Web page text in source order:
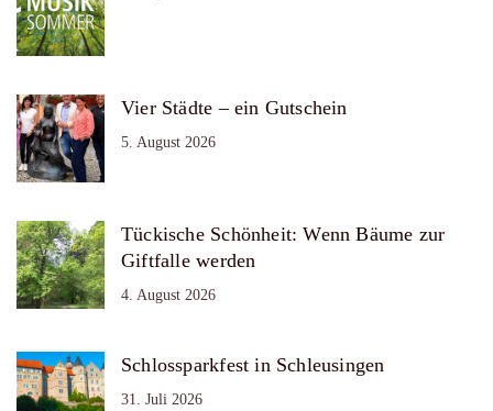
Vier Städte – ein Gutschein
5. August 2026
Tückische Schönheit: Wenn Bäume zur
Giftfalle werden
4. August 2026
Schlossparkfest in Schleusingen
31. Juli 2026